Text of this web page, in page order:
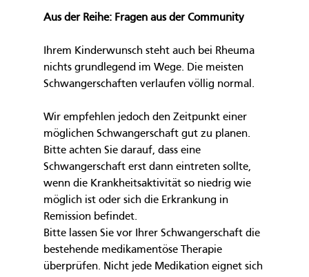
Aus der Reihe: Fragen aus der Community
Ihrem Kinderwunsch steht auch bei Rheuma
nichts grundlegend im Wege. Die meisten
Schwangerschaften verlaufen völlig normal.
Wir empfehlen jedoch den Zeitpunkt einer
möglichen Schwangerschaft gut zu planen.
Bitte achten Sie darauf, dass eine
Schwangerschaft erst dann eintreten sollte,
wenn die Krankheitsaktivität so niedrig wie
möglich ist oder sich die Erkrankung in
Remission befindet.
Bitte lassen Sie vor Ihrer Schwangerschaft die
bestehende medikamentöse Therapie
überprüfen. Nicht jede Medikation eignet sich